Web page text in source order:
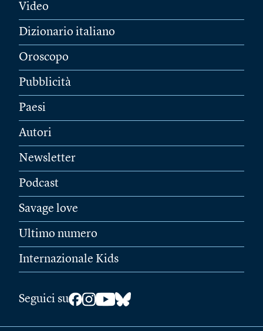
Video
Dizionario italiano
Oroscopo
Pubblicità
Paesi
Autori
Newsletter
Podcast
Savage love
Ultimo numero
Internazionale Kids
Seguici su